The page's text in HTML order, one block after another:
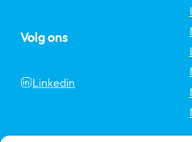
Volg ons
Linkedin